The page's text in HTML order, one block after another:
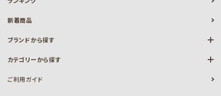
新着商品
ブランドから探す
カテゴリーから探す
ご利用ガイド